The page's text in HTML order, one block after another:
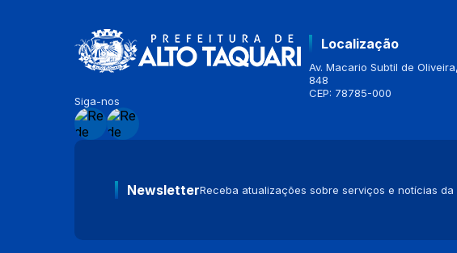
Siga-nos
Localização
Av. Macario Subtil de Oliveira,
848
CEP: 78785-000
NewsletterReceba atualizações sobre serviços e notícias da